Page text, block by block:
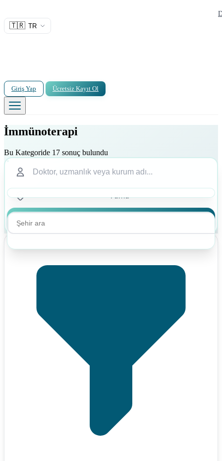
🇹🇷 TR
Giriş Yap Ücretsiz Kayıt Ol
İmmünoterapi
Bu Kategoride 17 sonuç bulundu